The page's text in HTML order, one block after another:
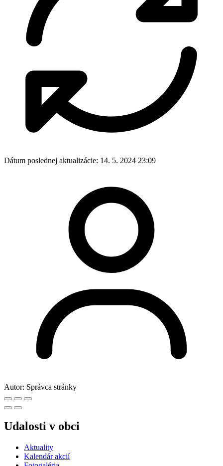
Dátum poslednej aktualizácie: 14. 5. 2024 23:09
Autor: Správca stránky
Udalosti v obci
Aktuality
Kalendár akcií